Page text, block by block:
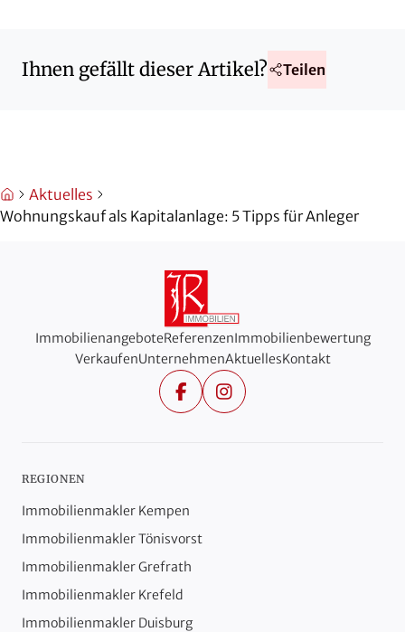
Ihnen gefällt dieser Artikel? Teilen
Aktuelles
Wohnungskauf als Kapitalanlage: 5 Tipps für Anleger
ImmobilienangeboteReferenzenImmobilienbewertung
VerkaufenUnternehmenAktuellesKontakt
FacebookInstagram
REGIONEN
Immobilienmakler Kempen
Immobilienmakler Tönisvorst
Immobilienmakler Grefrath
Immobilienmakler Krefeld
Immobilienmakler Duisburg